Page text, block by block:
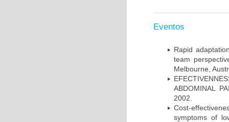
Eventos
Rapid
team
Melbourne,
ABDOMINAL
2002.
Cost-
symptoms of